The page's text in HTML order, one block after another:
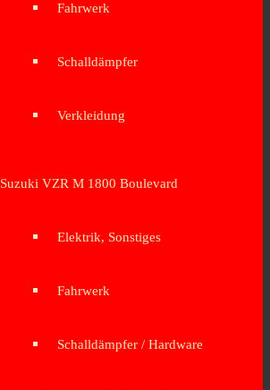
Fahrwerk
Schalldämpfer
Verkleidung
Suzuki VZR M 1800 Boulevard
Elektrik, Sonstiges
Fahrwerk
Schalldämpfer / Hardware